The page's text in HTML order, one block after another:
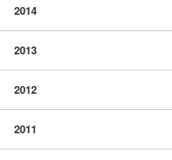
2014
2013
2012
2011